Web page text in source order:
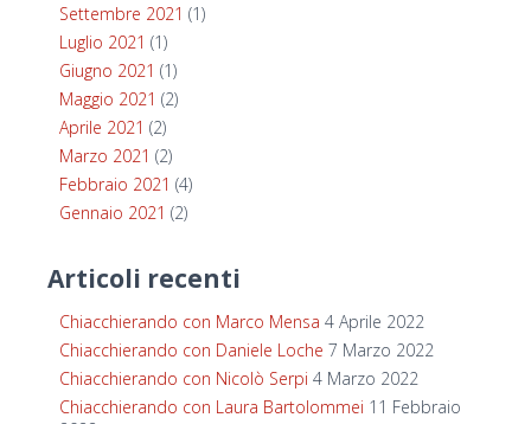
Settembre 2021 (1)
Luglio 2021 (1)
Giugno 2021 (1)
Maggio 2021 (2)
Aprile 2021 (2)
Marzo 2021 (2)
Febbraio 2021 (4)
Gennaio 2021 (2)
Articoli recenti
Chiacchierando con Marco Mensa 4 Aprile 2022
Chiacchierando con Daniele Loche 7 Marzo 2022
Chiacchierando con Nicolò Serpi 4 Marzo 2022
Chiacchierando con Laura Bartolommei 11 Febbraio